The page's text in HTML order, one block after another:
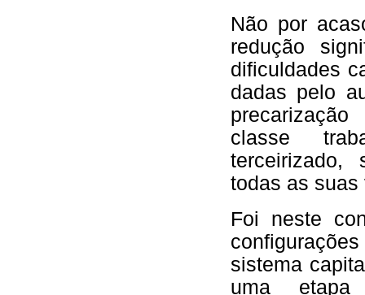
Não por
redução
dificuldades
dadas pelo
classe
terceirizado,
todas as suas
Foi neste
sistema
uma